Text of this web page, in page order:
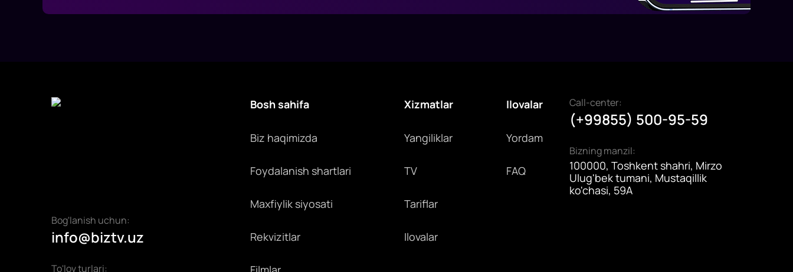
Bog'lanish uchun:
info@biztv.uz
To'lov turlari:
Bosh sahifa
Biz haqimizda
Foydalanish shartlari
Maxfiylik siyosati
Rekvizitlar
Xizmatlar
Yangiliklar
TV
Tariflar
Ilovalar
Ilovalar
Yordam
FAQ
Call-center:
(+99855) 500-95-59
Bizning manzil:
100000, Toshkent shahri, Mirzo
Ulug'bek tumani, Mustaqillik
ko'chasi, 59A